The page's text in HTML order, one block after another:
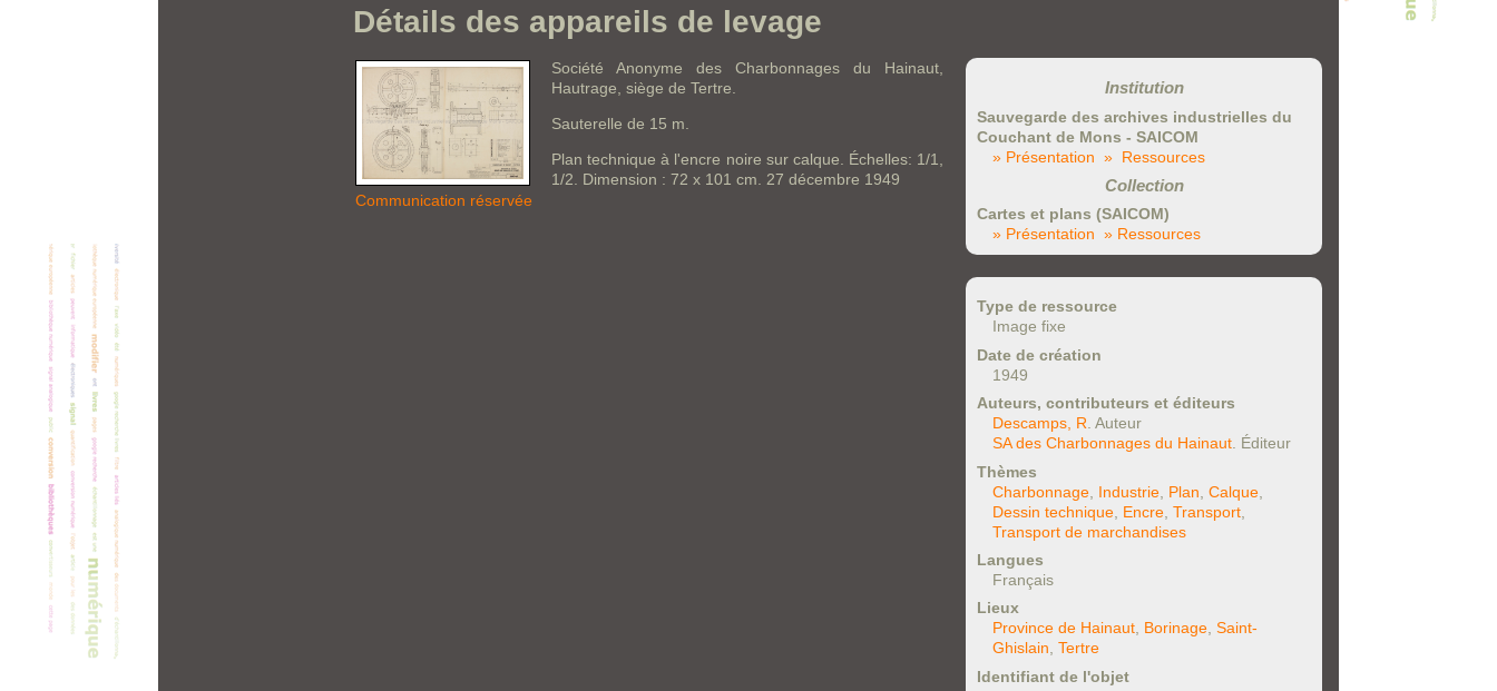
Détails des appareils de levage
Communication réservée
Société Anonyme des Charbonnages du Hainaut,
Hautrage, siège de Tertre.
Sauterelle de 15 m.
Plan technique à l'encre noire sur calque. Échelles: 1/1,
1/2. Dimension : 72 x 101 cm. 27 décembre 1949
Institution
Sauvegarde des archives industrielles du
Couchant de Mons - SAICOM
» Présentation » Ressources
Collection
Cartes et plans (SAICOM)
» Présentation » Ressources
Type de ressource
Image fixe
Date de création
1949
Auteurs, contributeurs et éditeurs
Descamps, R. Auteur
SA des Charbonnages du Hainaut. Éditeur
Thèmes
Charbonnage Industrie Plan Calque
Dessin technique Encre Transport
Transport de marchandises
Langues
Français
Lieux
Province de Hainaut, Borinage, Saint-
Ghislain, Tertre
Identifiant de l'objet